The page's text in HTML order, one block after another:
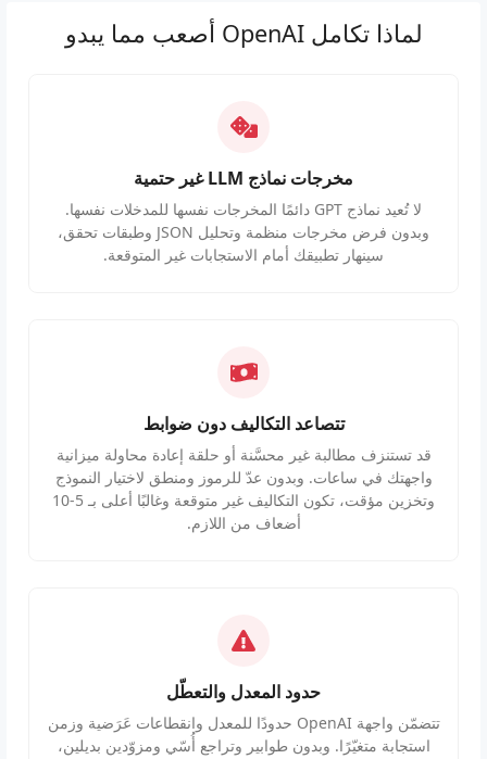
لماذا تكامل OpenAI أصعب مما يبدو
مخرجات نماذج LLM غير حتمية
لا تُعيد نماذج GPT دائمًا المخرجات نفسها للمدخلات نفسها.
وبدون فرض مخرجات منظمة وتحليل JSON وطبقات تحقق،
سينهار تطبيقك أمام الاستجابات غير المتوقعة.
تتصاعد التكاليف دون ضوابط
قد تستنزف مطالبة غير محسَّنة أو حلقة إعادة محاولة ميزانية
واجهتك في ساعات. وبدون عدّ للرموز ومنطق لاختيار النموذج
وتخزين مؤقت، تكون التكاليف غير متوقعة وغالبًا أعلى بـ 5-10
أضعاف من اللازم.
حدود المعدل والتعطّل
تتضمّن واجهة OpenAI حدودًا للمعدل وانقطاعات عَرَضية وزمن
استجابة متغيّرًا. وبدون طوابير وتراجع أُسّي ومزوّدين بديلين،